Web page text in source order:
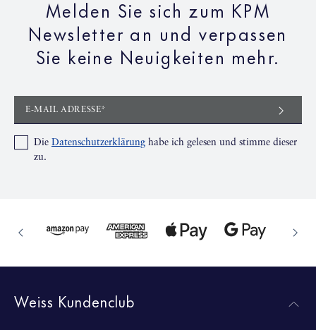
Melden Sie sich zum KPM
Newsletter an und verpassen
Sie keine Neuigkeiten mehr.
E-MAIL ADRESSE*
Die Datenschutzerklärung habe ich gelesen und stimme dieser
zu.
Weiss Kundenclub